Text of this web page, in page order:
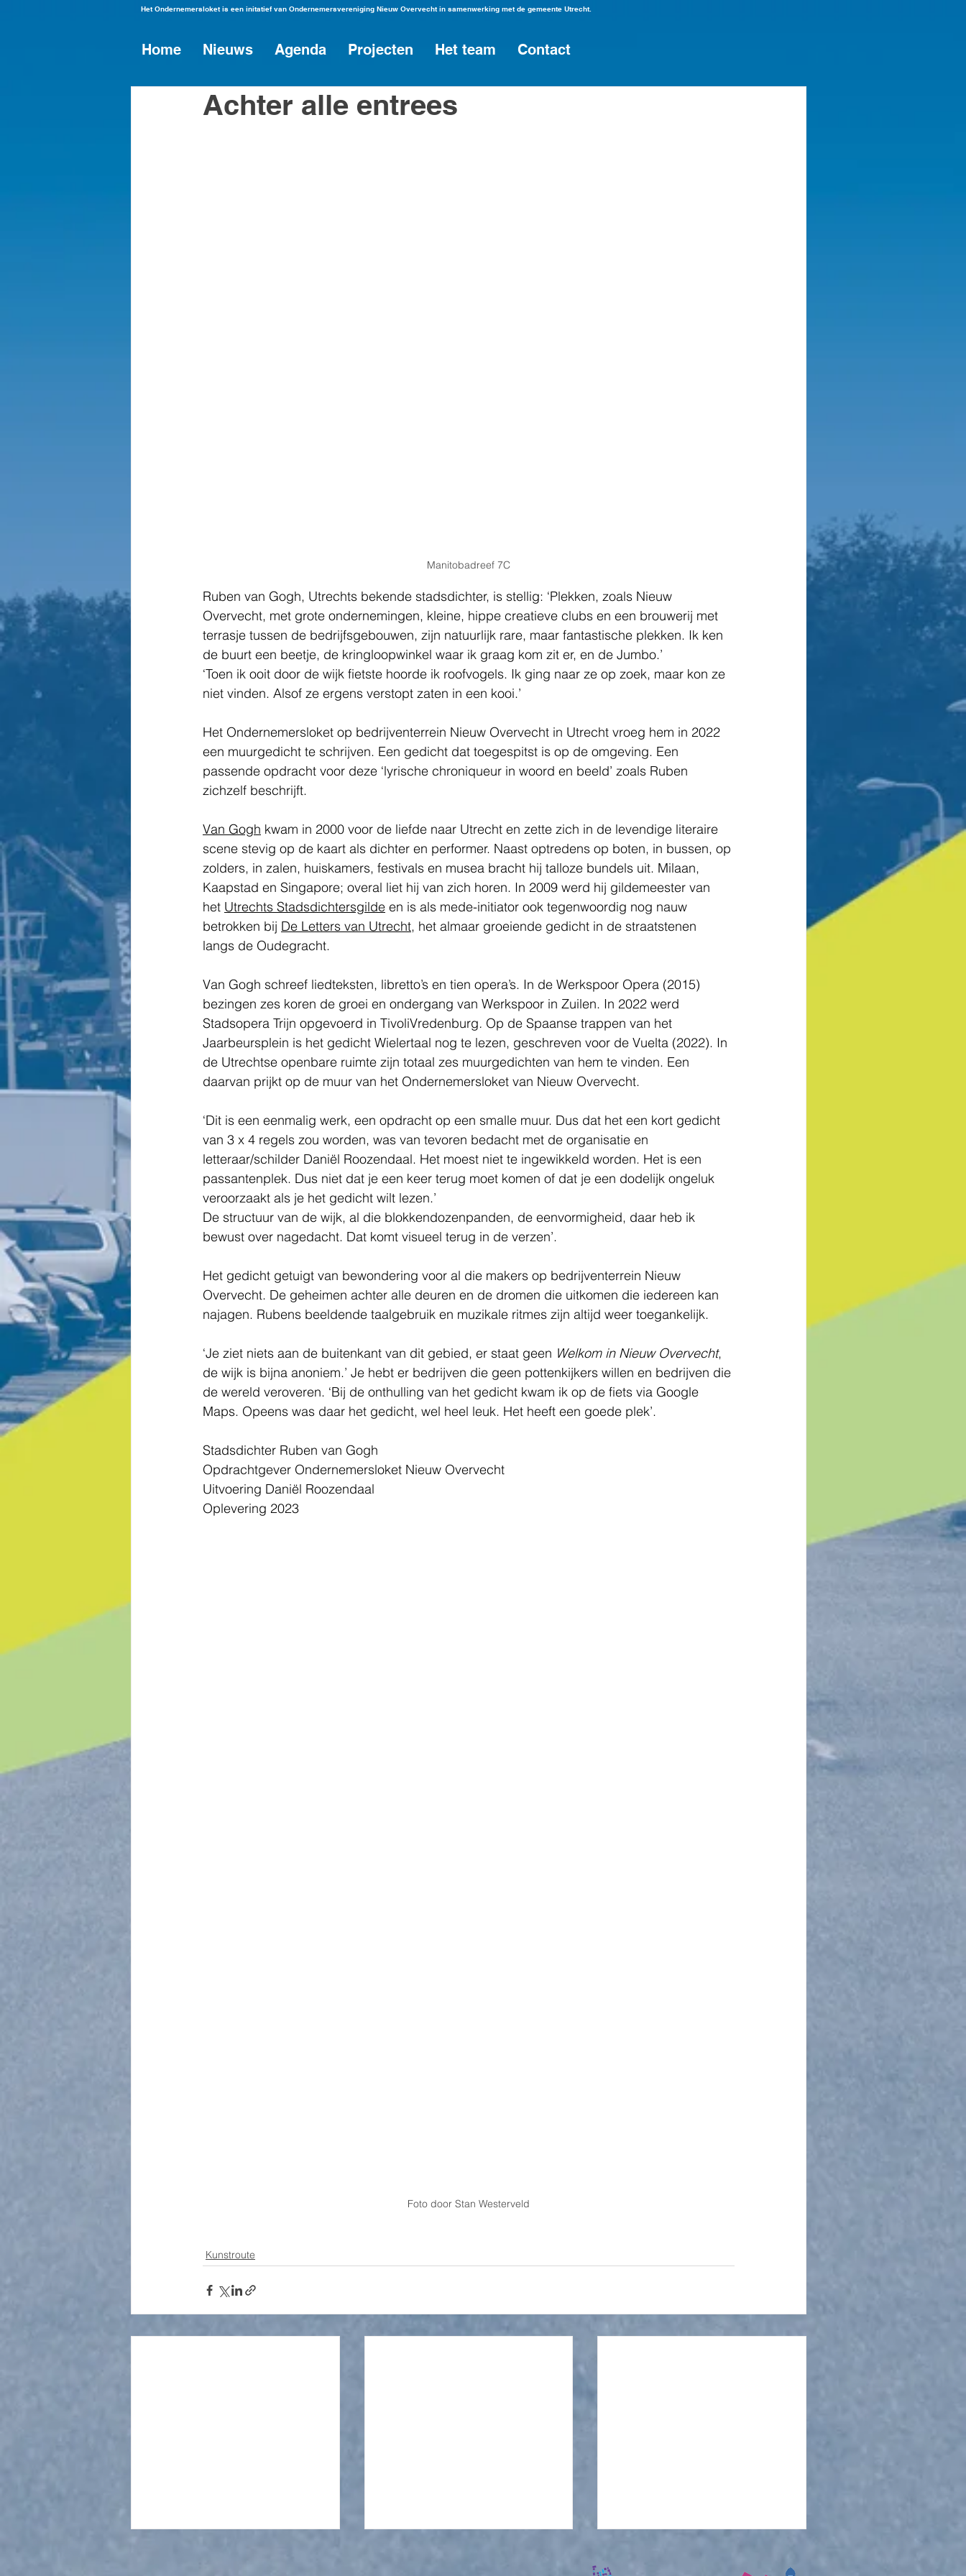
Het Ondernemersloket is een initatief van Ondernemersvereniging Nieuw Overvecht in samenwerking met de gemeente Utrecht.
Home Nieuws Agenda Projecten Het team Contact
Achter alle entrees
Manitobadreef 7C
Ruben van Gogh, Utrechts bekende stadsdichter, is stellig: ‘Plekken, zoals Nieuw
Overvecht, met grote ondernemingen, kleine, hippe creatieve clubs en een brouwerij met
terrasje tussen de bedrijfsgebouwen, zijn natuurlijk rare, maar fantastische plekken. Ik ken
de buurt een beetje, de kringloopwinkel waar ik graag kom zit er, en de Jumbo.’
‘Toen ik ooit door de wijk fietste hoorde ik roofvogels. Ik ging naar ze op zoek, maar kon ze
niet vinden. Alsof ze ergens verstopt zaten in een kooi.’
Het Ondernemersloket op bedrijventerrein Nieuw Overvecht in Utrecht vroeg hem in 2022
een muurgedicht te schrijven. Een gedicht dat toegespitst is op de omgeving. Een
passende opdracht voor deze ‘lyrische chroniqueur in woord en beeld’ zoals Ruben
zichzelf beschrijft.
Van Gogh kwam in 2000 voor de liefde naar Utrecht en zette zich in de levendige literaire
scene stevig op de kaart als dichter en performer. Naast optredens op boten, in bussen, op
zolders, in zalen, huiskamers, festivals en musea bracht hij talloze bundels uit. Milaan,
Kaapstad en Singapore; overal liet hij van zich horen. In 2009 werd hij gildemeester van
het Utrechts Stadsdichtersgilde en is als mede-initiator ook tegenwoordig nog nauw
betrokken bij De Letters van Utrecht, het almaar groeiende gedicht in de straatstenen
langs de Oudegracht.
Van Gogh schreef liedteksten, libretto’s en tien opera’s. In de Werkspoor Opera (2015)
bezingen zes koren de groei en ondergang van Werkspoor in Zuilen. In 2022 werd
Stadsopera Trijn opgevoerd in TivoliVredenburg. Op de Spaanse trappen van het
Jaarbeursplein is het gedicht Wielertaal nog te lezen, geschreven voor de Vuelta (2022). In
de Utrechtse openbare ruimte zijn totaal zes muurgedichten van hem te vinden. Een
daarvan prijkt op de muur van het Ondernemersloket van Nieuw Overvecht.
‘Dit is een eenmalig werk, een opdracht op een smalle muur. Dus dat het een kort gedicht
van 3 x 4 regels zou worden, was van tevoren bedacht met de organisatie en
letteraar/schilder Daniël Roozendaal. Het moest niet te ingewikkeld worden. Het is een
passantenplek. Dus niet dat je een keer terug moet komen of dat je een dodelijk ongeluk
veroorzaakt als je het gedicht wilt lezen.’
De structuur van de wijk, al die blokkendozenpanden, de eenvormigheid, daar heb ik
bewust over nagedacht. Dat komt visueel terug in de verzen’.
Het gedicht getuigt van bewondering voor al die makers op bedrijventerrein Nieuw
Overvecht. De geheimen achter alle deuren en de dromen die uitkomen die iedereen kan
najagen. Rubens beeldende taalgebruik en muzikale ritmes zijn altijd weer toegankelijk.
‘Je ziet niets aan de buitenkant van dit gebied, er staat geen Welkom in Nieuw Overvecht,
de wijk is bijna anoniem.’ Je hebt er bedrijven die geen pottenkijkers willen en bedrijven die
de wereld veroveren. ‘Bij de onthulling van het gedicht kwam ik op de fiets via Google
Maps. Opeens was daar het gedicht, wel heel leuk. Het heeft een goede plek’.
Stadsdichter Ruben van Gogh
Opdrachtgever Ondernemersloket Nieuw Overvecht
Uitvoering Daniël Roozendaal
Oplevering 2023
Foto door Stan Westerveld
Kunstroute